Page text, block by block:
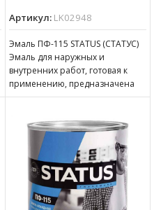
Артикул: LK02948
Эмаль ПФ-115 STATUS (СТАТУС)
Эмаль для наружных и
внутренних работ, готовая к
применению, предназначена
для покрытия металлических,
оштукатуренных